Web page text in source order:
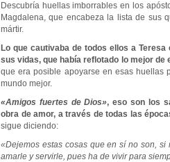
Descubría huellas imborrables en los
Magdalena, que encabeza la lista de sus
mártir.
Lo que cautivaba de todos ellos a
sus vidas, que había reflotado lo mejor de
que era posible apoyarse en esas huellas
mundo mejor.
«Amigos fuertes de Dios», eso son los
obra de amor, a través de todas las
sigue diciendo:
«Dejemos estas cosas que en sí no son,
amarle y servirle, pues ha de vivir para